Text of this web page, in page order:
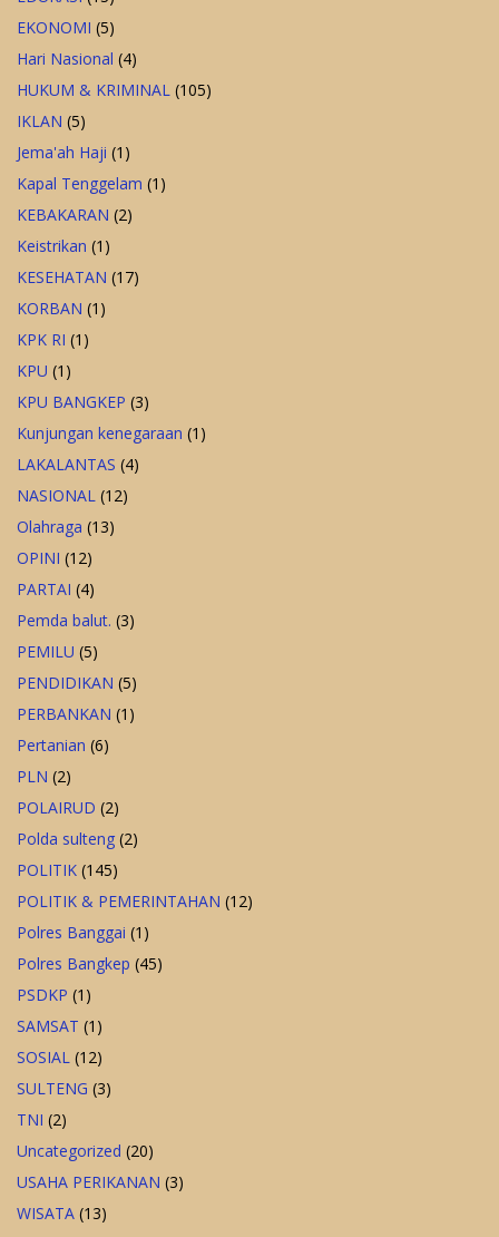
EKONOMI (5)
Hari Nasional (4)
HUKUM & KRIMINAL (105)
IKLAN (5)
Jema'ah Haji (1)
Kapal Tenggelam (1)
KEBAKARAN (2)
Keistrikan (1)
KESEHATAN (17)
KORBAN (1)
KPK RI (1)
KPU (1)
KPU BANGKEP (3)
Kunjungan kenegaraan (1)
LAKALANTAS (4)
NASIONAL (12)
Olahraga (13)
OPINI (12)
PARTAI (4)
Pemda balut. (3)
PEMILU (5)
PENDIDIKAN (5)
PERBANKAN (1)
Pertanian (6)
PLN (2)
POLAIRUD (2)
Polda sulteng (2)
POLITIK (145)
POLITIK & PEMERINTAHAN (12)
Polres Banggai (1)
Polres Bangkep (45)
PSDKP (1)
SAMSAT (1)
SOSIAL (12)
SULTENG (3)
TNI (2)
Uncategorized (20)
USAHA PERIKANAN (3)
WISATA (13)